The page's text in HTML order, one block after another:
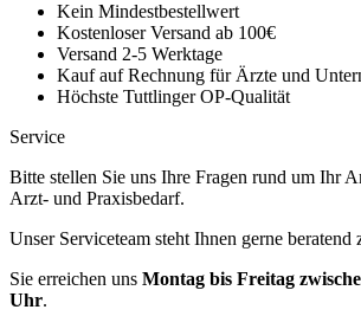
Kein Mindestbestellwert
Kostenloser Versand ab 100€
Versand 2-5 Werktage
Kauf auf Rechnung für Ärzte und
Höchste Tuttlinger OP-Qualität
Service
Bitte stellen Sie uns Ihre Fragen rund um Ihr
Arzt- und Praxisbedarf.
Unser Serviceteam steht Ihnen gerne beratend
Sie erreichen uns Montag bis Freitag
Uhr.